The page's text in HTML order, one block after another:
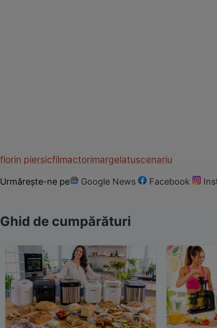
florin piersicfilmactorimargelatuscenariu
Urmărește-ne pe Google News Facebook
Ghid de cumpărături